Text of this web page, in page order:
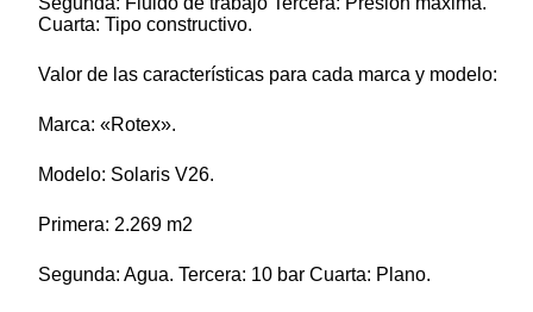
Cuarta: Tipo constructivo.
Valor de las características para cada marca y modelo:
Marca: «Rotex».
Modelo: Solaris V26.
Primera: 2.269 m2
Segunda: Agua. Tercera: 10 bar Cuarta: Plano.